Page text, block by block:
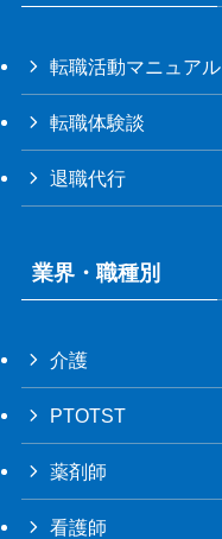
転職活動マニュアル
転職体験談
退職代行
業界・職種別
介護
PTOTST
薬剤師
看護師